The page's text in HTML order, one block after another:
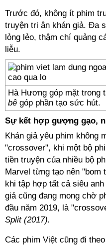
Trước đó, không ít phim
truyện tri ân khán giả. Đa
lỏng lẻo, thậm chí quảng
liễu.
Hà Hương góp mặt trong
bê góp phần tạo sức hút.
Sự kết hợp gượng gạo,
Khán giả yêu phim không
"crossover", khi một bộ
tiền truyện của nhiều bộ
Marvel từng tạo nên "bom
khi tập hợp tất cả siêu
giả cũng đang mong chờ
đầu năm 2019, là
Split (2017).
Các phim Việt cũng đi